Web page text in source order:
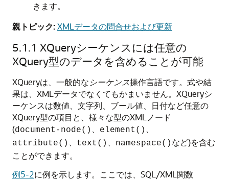
きます。
親トピック:XMLデータの問合せおよび更新
5.1.1 XQueryシーケンスには任意の
XQuery型のデータを含めることが可能
XQueryは、一般的なシーケンス操作言語です。式や結
果は、XMLデータでなくてもかまいません。XQueryシ
ーケンスは数値、文字列、ブール値、日付など任意の
XQuery型の項目と、様々な型のXMLノード
(document-node() element()
attribute() text() namespace() など)を含む
ことができます。
例5-2に例を示します。ここでは、SQL/XML関数